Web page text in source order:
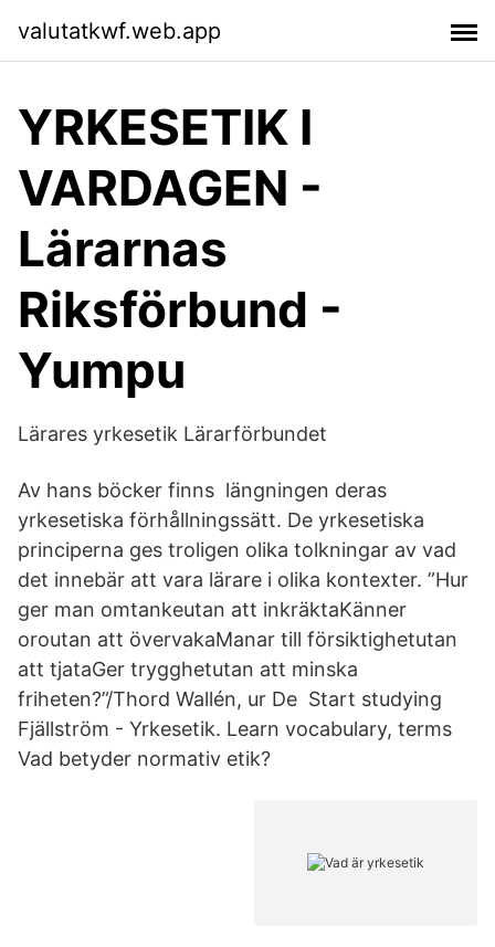
valutatkwf.web.app
YRKESETIK I
VARDAGEN -
Lärarnas
Riksförbund -
Yumpu
Lärares yrkesetik Lärarförbundet
Av hans böcker finns längningen deras
yrkesetiska förhållningssätt. De yrkesetiska
principerna ges troligen olika tolkningar av vad
det innebär att vara lärare i olika kontexter. ”Hur
ger man omtankeutan att inkräktaKänner
oroutan att övervakaManar till försiktighetutan
att tjataGer trygghetutan att minska
friheten?”/Thord Wallén, ur De Start studying
Fjällström - Yrkesetik. Learn vocabulary, terms
Vad betyder normativ etik?